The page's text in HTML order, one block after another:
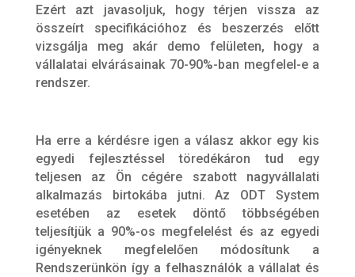
Ezért azt javasoljuk, hogy térjen vissza az
összeírt specifikációhoz és beszerzés előtt
vizsgálja meg akár demo felületen, hogy a
vállalatai elvárásainak 70-90%-ban megfelel-e a
rendszer.
Ha erre a kérdésre igen a válasz akkor egy kis
egyedi fejlesztéssel töredékáron tud egy
teljesen az Ön cégére szabott nagyvállalati
alkalmazás birtokába jutni. Az ODT System
esetében az esetek döntő többségében
teljesítjük a 90%-os megfelelést és az egyedi
igényeknek megfelelően módosítunk a
Rendszerünkön így a felhasználók a vállalat és